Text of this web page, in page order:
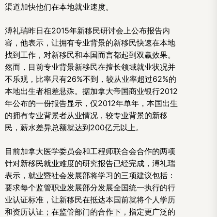
渠道加快他们在本地就业速度。
溥礼瑞昨日在2015年新移民研讨会上公布报告内
容，他表示，让拥有专业背景的新移民快速在本地
找到工作，对新移民和本国而言都起到双赢效果。
然而，目前专业背景新移民在擅长领域就业状况并
不乐观，比率只有26%不到，较从业率超过62%的
本地出生者相差悬殊。据加拿大帝国商业银行2012
年公布的一份报告显示，仅2012年单年，本国出生
的拥有专业背景者从业情况，较专业背景的新移
民，薪水差异总额就达到200亿元以上。
目前加拿大医学委员会和工程师联合会合作的两项
针对新移民就业难度的研究报告已经完成，溥礼瑞
表示，就业暨社会发展部将学习的三项建议包括：
要求每个监管职业发展部分发展全国统一执行的行
业认证标准，让新移民在抵达本国前就将个人学历
和资历认证；在监管部门的合作下，指定更广泛的